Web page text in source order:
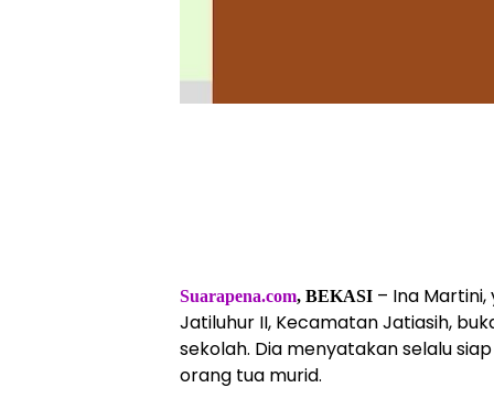
Suarapena.com, BEKASI – Ina
Jatiluhur II, Kecamatan Jatiasih,
sekolah. Dia menyatakan selalu
orang tua murid.